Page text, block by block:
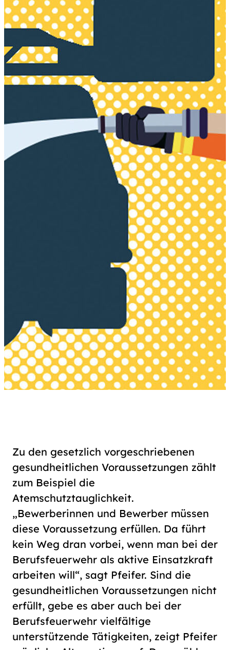
Zu den gesetzlich vorgeschriebenen
gesundheitlichen Voraussetzungen zählt
zum Beispiel die
Atemschutztauglichkeit.
„Bewerberinnen und Bewerber müssen
diese Voraussetzung erfüllen. Da führt
kein Weg dran vorbei, wenn man bei der
Berufsfeuerwehr als aktive Einsatzkraft
arbeiten will“, sagt Pfeifer. Sind die
gesundheitlichen Voraussetzungen nicht
erfüllt, gebe es aber auch bei der
Berufsfeuerwehr vielfältige
unterstützende Tätigkeiten, zeigt Pfeifer